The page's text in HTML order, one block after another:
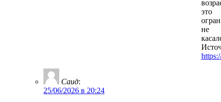
это
не
Саид:
25/06/2026 в 20:24